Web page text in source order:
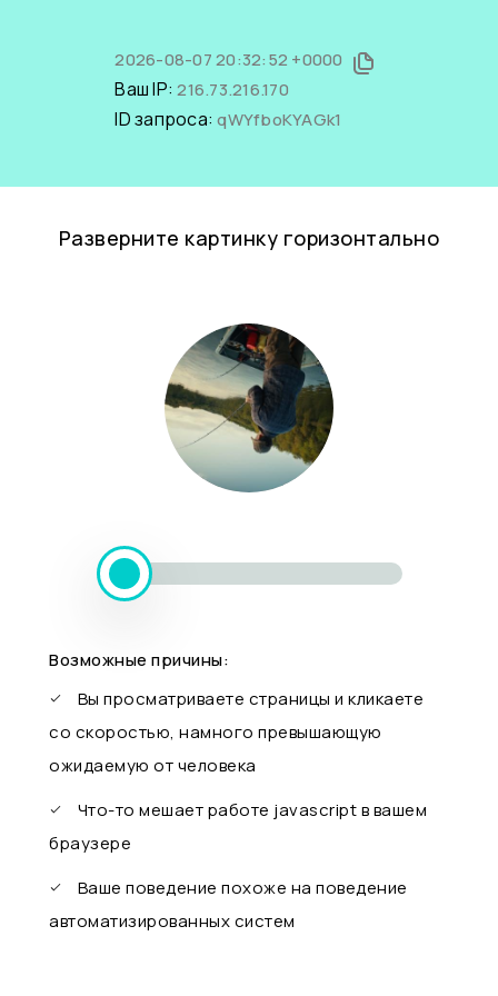
2026-08-07 20:32:52 +0000
Ваш IP:216.73.216.170
ID запроса:qWYfboKYAGk1
Разверните картинку горизонтально
Возможные причины:
Вы просматриваете страницы и кликаете
со скоростью, намного превышающую
ожидаемую от человека
Что-то мешает работе javascript в вашем
браузере
Ваше поведение похоже на поведение
автоматизированных систем